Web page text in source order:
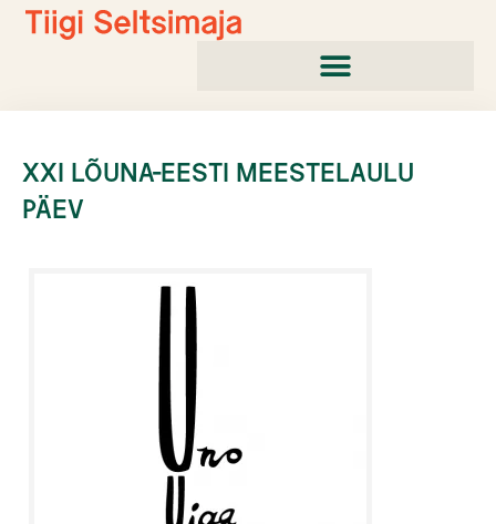
Skip
XXI LÕUNA-EESTI MEESTELAULU
PÄEV